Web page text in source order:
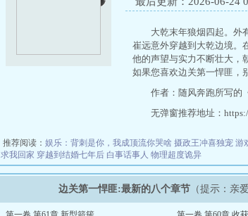
大乾末年狼烟四起。外
崔远意外穿越到大乾边境。
他的声望与实力不断壮大，
如果您喜欢边关第一悍匪，
作者：随风奔跑所写的
无弹窗推荐地址：
推荐阅读： 娱乐：背刺是你，我成顶流你哭啥 摄政王冲喜独宠 游
求我回家 穿越到结婚七年后 白事话事人 物理超度诡异
边关第一悍匪:最新的八个章节 （提示：亲